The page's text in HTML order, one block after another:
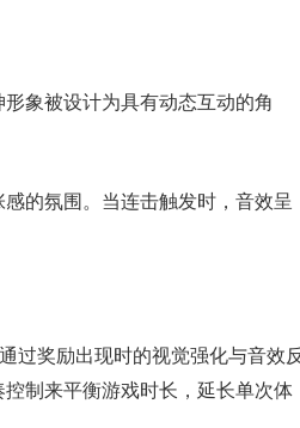
象被设计为具有动态互动的角
的氛围。当连击触发时，音效呈
过奖励出现时的视觉强化与音效
制来平衡游戏时长，延长单次体